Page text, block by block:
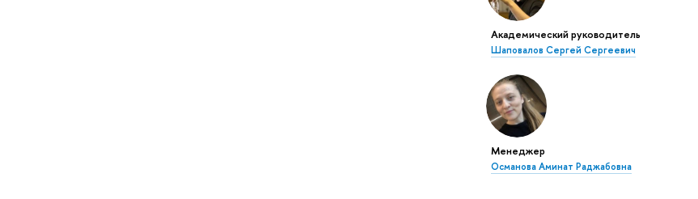
Академический руководитель
Шаповалов Сергей Сергеевич
Менеджер
Османова Аминат Раджабовна